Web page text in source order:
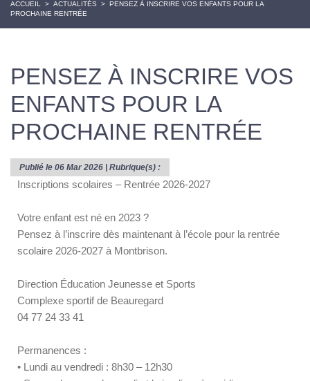
ACCUEIL > ACTUALITÉS > PENSEZ À INSCRIRE VOS ENFANTS POUR LA
PROCHAINE RENTRÉE
PENSEZ À INSCRIRE VOS
ENFANTS POUR LA
PROCHAINE RENTRÉE
Publié le 06 Mar 2026 | Rubrique(s) :
Inscriptions scolaires – Rentrée 2026-2027
Votre enfant est né en 2023 ?
Pensez à l’inscrire dès maintenant à l’école pour la rentrée
scolaire 2026-2027 à Montbrison.
Direction Éducation Jeunesse et Sports
Complexe sportif de Beauregard
04 77 24 33 41
Permanences :
• Lundi au vendredi : 8h30 – 12h30